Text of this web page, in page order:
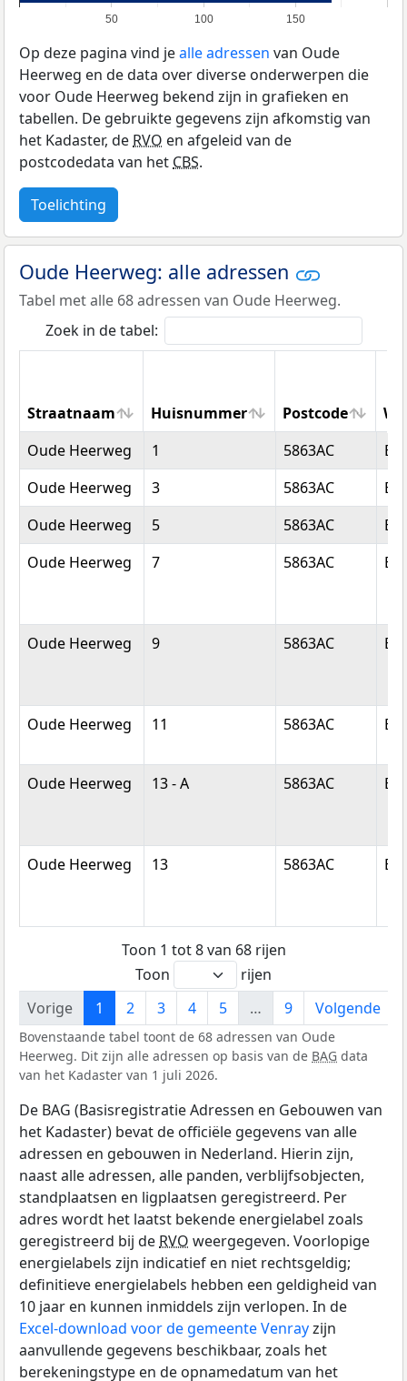
50 100 150
Op deze pagina vind jealle adressen van Oude
Heerweg en de data over diverse onderwerpen die
voor Oude Heerweg bekend zijn in grafieken en
tabellen. De gebruikte gegevens zijn afkomstig van
het Kadaster, deRVO en afgeleid van de
postcodedata van hetCBS.
Toelichting
Oude Heerweg: alle adressen
Tabel met alle 68 adressen van Oude Heerweg.
Zoek in de tabel:
Straatnaam Huisnummer Postcode
Straatnaam
Huisnummer Postcode
Oude Heerweg 1 5863AC
Oude Heerweg
3 5863AC
Oude Heerweg
5 5863AC
Oude Heerweg
7 5863AC
Oude Heerweg 9 5863AC
Oude Heerweg 11 5863AC
Oude Heerweg 13 - A 5863AC
Oude Heerweg 13 5863AC
Toon 1 tot 8 van 68 rijen
Toon
rijen
Vorige
1 2 3 4 5 … 9 Volgende
Bovenstaande tabel toont de 68 adressen van Oude
Heerweg. Dit zijn alle adressen op basis van de BAG data
van het Kadaster van 1 juli 2026.
De BAG (Basisregistratie Adressen en Gebouwen van
het Kadaster) bevat de officiële gegevens van alle
adressen en gebouwen in Nederland. Hierin zijn,
naast alle adressen, alle panden, verblijfsobjecten,
standplaatsen en ligplaatsen geregistreerd. Per
adres wordt het laatst bekende energielabel zoals
geregistreerd bij de RVO weergegeven. Voorlopige
energielabels zijn indicatief en niet rechtsgeldig;
definitieve energielabels hebben een geldigheid van
10 jaar en kunnen inmiddels zijn verlopen. In de
Excel-download voor de gemeente Venrayzijn
aanvullende gegevens beschikbaar, zoals het
berekeningstype en de opnamedatum van het